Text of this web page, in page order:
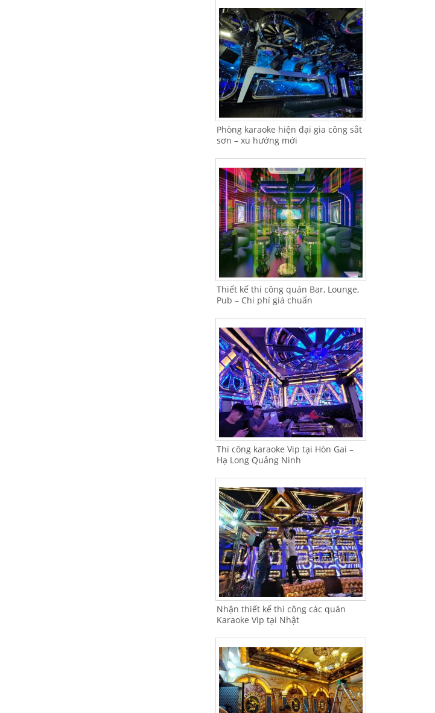
Phòng karaoke hiện đại gia công sắt
sơn – xu hướng mới
Thiết kế thi công quán Bar, Lounge,
Pub – Chi phí giá chuẩn
Thi công karaoke Vip tại Hòn Gai –
Hạ Long Quảng Ninh
Nhận thiết kế thi công các quán
Karaoke Vip tại Nhật